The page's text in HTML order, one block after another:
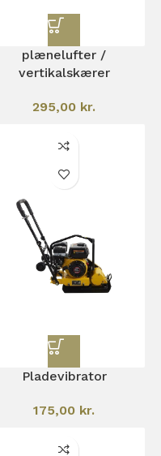
plænelufter /
vertikalskærer
295,00 kr.
Pladevibrator
175,00 kr.